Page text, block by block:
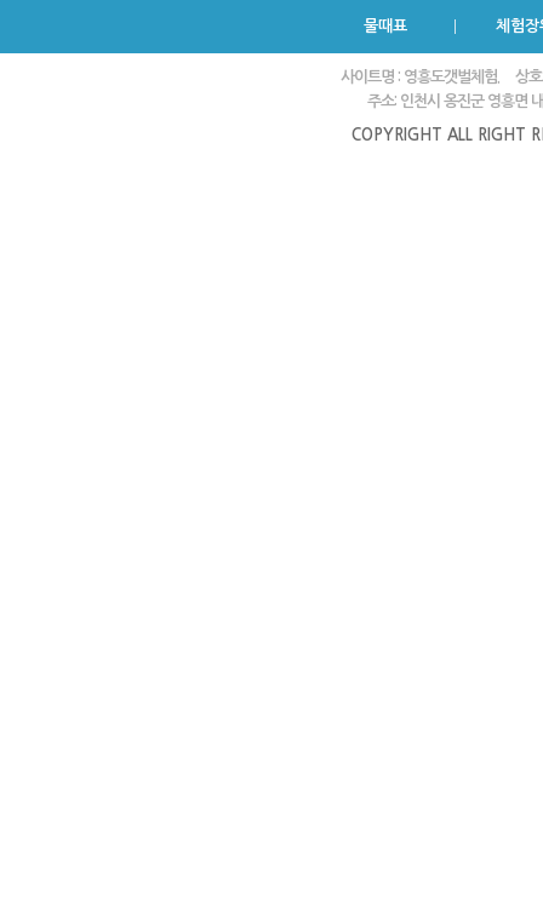
물때표 체험장
사이트명 : 영흥도갯벌체험.
상
주소: 인천시 옹진군 영흥면
COPYRIGHT ALL RIGHT